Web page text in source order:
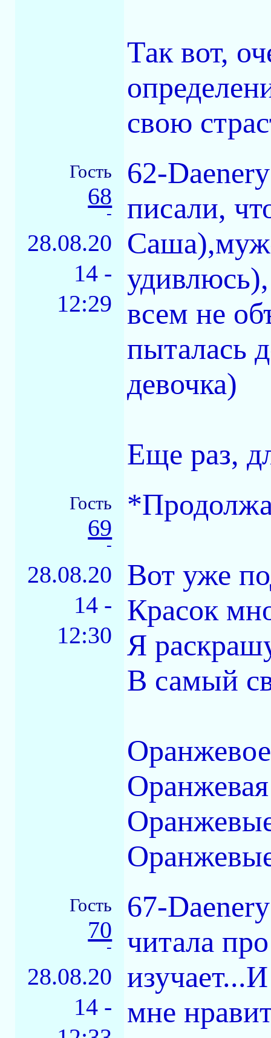
Так вот,
свою
Гость
68
-
28.08.20
14 -
12:29
62-
писали,
всем не
пыталась
девочка)
Еще раз,
Гость
69
-
28.08.20
14 -
12:30
Вот уже
Красок
Я
В самый
Гость
70
-
28.08.20
14 -
67-
читала
мне